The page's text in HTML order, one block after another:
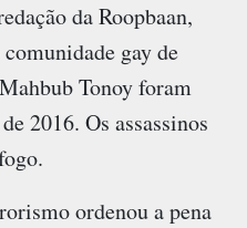
da Roopbaan,
gay de
Tonoy foram
2016. Os assassinos
ordenou a pena